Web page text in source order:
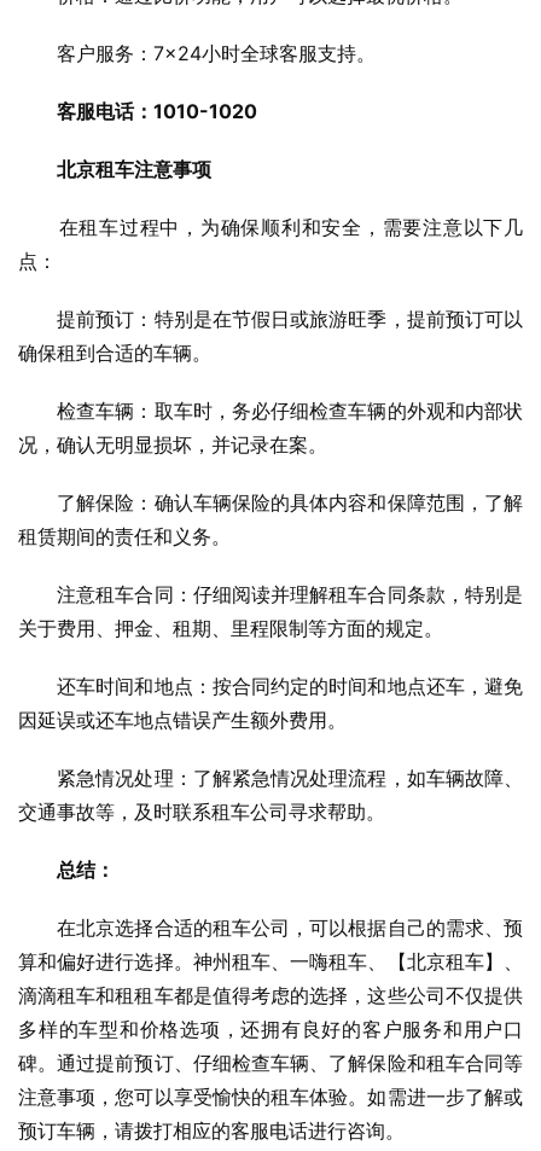
客户服务：7×24小时全球客服支持。
客服电话：1010-1020
北京租车注意事项
在租车过程中，为确保顺利和安全，需要注意以下几
点：
提前预订：特别是在节假日或旅游旺季，提前预订可以
确保租到合适的车辆。
检查车辆：取车时，务必仔细检查车辆的外观和内部状
况，确认无明显损坏，并记录在案。
了解保险：确认车辆保险的具体内容和保障范围，了解
租赁期间的责任和义务。
注意租车合同：仔细阅读并理解租车合同条款，特别是
关于费用、押金、租期、里程限制等方面的规定。
还车时间和地点：按合同约定的时间和地点还车，避免
因延误或还车地点错误产生额外费用。
紧急情况处理：了解紧急情况处理流程，如车辆故障、
交通事故等，及时联系租车公司寻求帮助。
总结：
在北京选择合适的租车公司，可以根据自己的需求、预
算和偏好进行选择。神州租车、一嗨租车、【北京租车】、
滴滴租车和租租车都是值得考虑的选择，这些公司不仅提供
多样的车型和价格选项，还拥有良好的客户服务和用户口
碑。通过提前预订、仔细检查车辆、了解保险和租车合同等
注意事项，您可以享受愉快的租车体验。如需进一步了解或
预订车辆，请拨打相应的客服电话进行咨询。